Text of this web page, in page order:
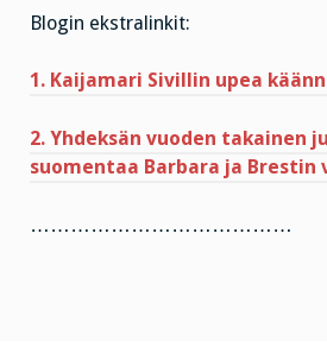
Blogin ekstralinkit:
1. Kaijamari Sivillin upea
2. Yhdeksän vuoden takainen
suomentaa Barbara ja Brestin
…………………………………